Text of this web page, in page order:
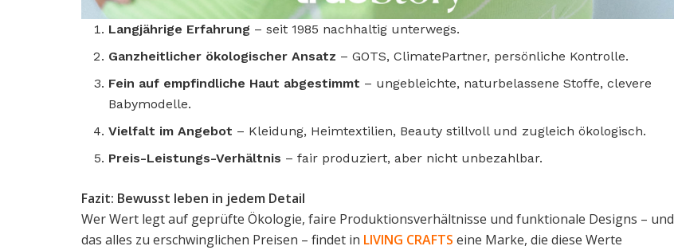
Langjährige Erfahrung – seit 1985 nachhaltig unterwegs.
Ganzheitlicher ökologischer Ansatz – GOTS, ClimatePartner, persönliche Kontrolle.
Fein auf empfindliche Haut abgestimmt – ungebleichte, naturbelassene Stoffe, clevere
Babymodelle.
Vielfalt im Angebot – Kleidung, Heimtextilien, Beauty stillvoll und zugleich ökologisch.
Preis-Leistungs-Verhältnis – fair produziert, aber nicht unbezahlbar.
Fazit: Bewusst leben in jedem Detail
Wer Wert legt auf geprüfte Ökologie, faire Produktionsverhältnisse und funktionale Designs – und
das alles zu erschwinglichen Preisen – findet in LIVING CRAFTS eine Marke, die diese Werte